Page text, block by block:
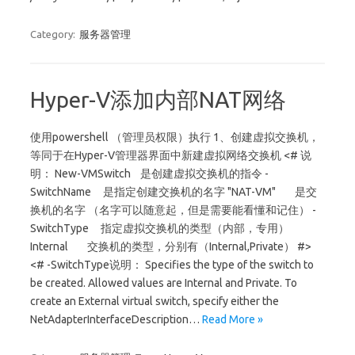
Category: 服务器管理
Hyper-V添加内部NAT网络
使用powershell （管理员权限）执行 1、创建虚拟交换机，
等同于在Hyper-V管理器界面中新建虚拟网络交换机 <# 说
明： New-VMSwitch 是创建虚拟交换机的指令 -
SwitchName 是指定创建交换机的名字 "NAT-VM" 是交
换机的名字 （名字可以随意起，但是需要能看懂和记住） -
SwitchType 指定虚拟交换机的类型（内部，专用）
Internal 交换机的类型，分别有（Internal,Private） #>
<# -SwitchType说明： Specifies the type of the switch to
be created. Allowed values are Internal and Private. To
create an External virtual switch, specify either the
NetAdapterInterfaceDescription… Read More »